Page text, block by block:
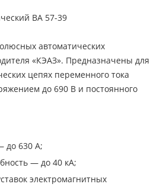
ВА 57-39
автоматических
«КЭАЗ». Предназначены для
цепях переменного тока
до 690 В и постоянного
до 630 А;
— до 40 кА;
электромагнитных